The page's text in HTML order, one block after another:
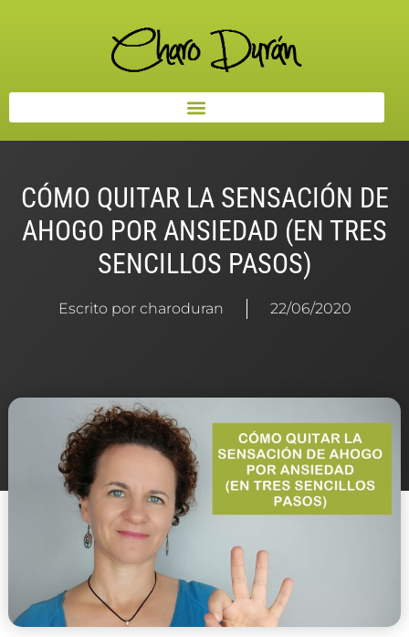
CÓMO QUITAR LA SENSACIÓN DE
AHOGO POR ANSIEDAD (EN TRES
SENCILLOS PASOS)
Escrito porcharoduran 22/06/2020